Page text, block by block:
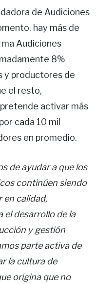
de Audiciones
hay más de
Audiciones
8%
y productores de
el resto,
activar más
cada 10 mil
en promedio.
de ayudar a que los
continúen siendo
en calidad,
el desarrollo de la
y gestión
parte activa de
la cultura de
origina que no